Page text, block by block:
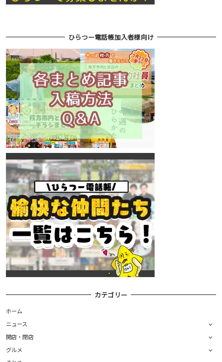
ひらつー電話帳加入者様向け
カテゴリー
ホーム
ニュース
開店・閉店
グルメ